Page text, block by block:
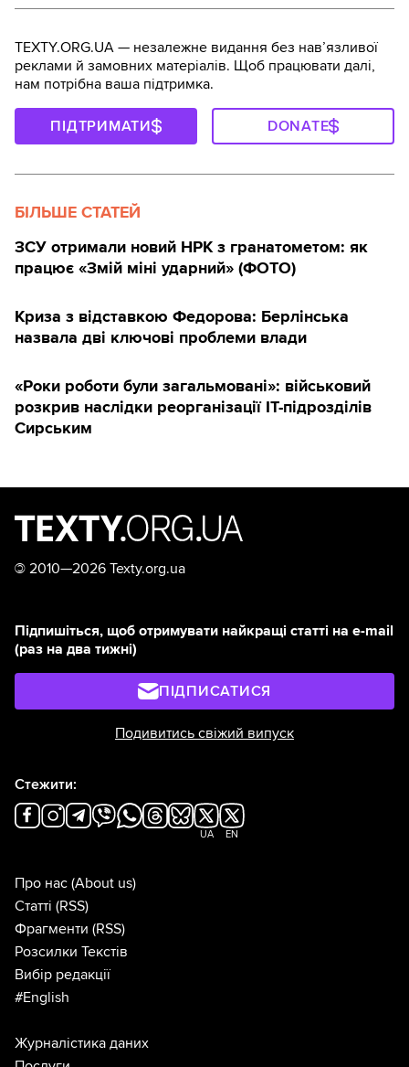
TEXTY.ORG.UA — незалежне видання без навʼязливої
реклами й замовних матеріалів. Щоб працювати далі,
нам потрібна ваша підтримка.
ПІДТРИМАТИ DONATE
БІЛЬШЕ СТАТЕЙ
ЗСУ отримали новий НРК з гранатометом: як
працює «Змій міні ударний» (ФОТО)
Криза з відставкою Федорова: Берлінська
назвала дві ключові проблеми влади
«Роки роботи були загальмовані»: військовий
розкрив наслідки реорганізації IT-підрозділів
Сирським
© 2010—2026 Texty.org.ua
Підпишіться, щоб отримувати найкращі статті на e-mail
(раз на два тижні)
ПІДПИСАТИСЯ
Подивитись свіжий випуск
Стежити:
UA EN
Про нас (About us)
Статті (RSS)
Фрагменти (RSS)
Розсилки Текстів
Вибір редакції
#English
Журналістика даних